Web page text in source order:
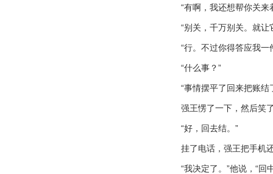
“有啊，我还想帮你关来
“别关，千万别关。就让
“行。不过你得答应我一
“什么事？”
“事情摆平了回来把账结
强王愣了一下，然后笑
“好，回去结。 ”
挂了电话，强王把手机
“我决定了。 ”他说， “回